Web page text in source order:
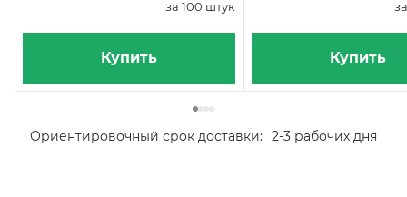
за 100 штук
Купить Купить
Ориентировочный срок доставки: 2-3 рабочих дня